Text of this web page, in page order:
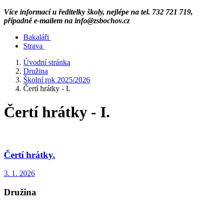
Více informací u ředitelky školy, nejlépe na tel. 732 721 719,
případně e-mailem na info@zsbochov.cz
Bakaláři
Strava
Úvodní stránka
Družina
Školní rok 2025/2026
Čertí hrátky - I.
Čertí hrátky - I.
Čertí hrátky.
3. 1. 2026
Družina